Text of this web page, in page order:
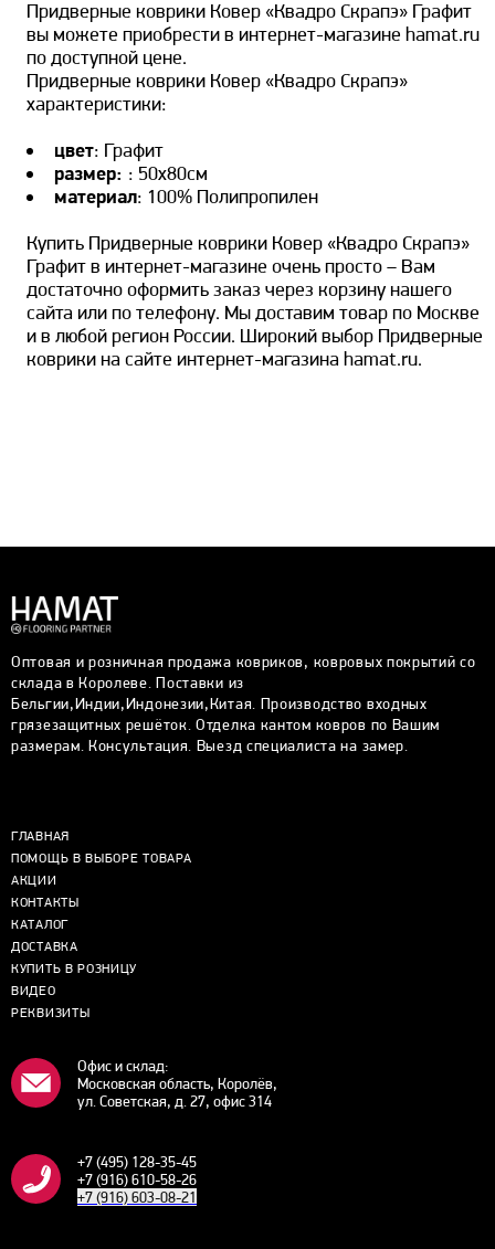
Придверные коврики Ковер «Квадро Скрапэ» Графит
вы можете приобрести в интернет-магазине hamat.ru
по доступной цене.
Придверные коврики Ковер «Квадро Скрапэ»
характеристики:
цвет: Графит
размер: : 50х80см
материал: 100% Полипропилен
Купить Придверные коврики Ковер «Квадро Скрапэ»
Графит в интернет-магазине очень просто – Вам
достаточно оформить заказ через корзину нашего
сайта или по телефону. Мы доставим товар по Москве
и в любой регион России. Широкий выбор Придверные
коврики на сайте интернет-магазина hamat.ru.
Оптовая и розничная продажа ковриков, ковровых покрытий со
склада в Королеве. Поставки из
Бельгии,Индии,Индонезии,Китая. Производство входных
грязезащитных решёток. Отделка кантом ковров по Вашим
размерам. Консультация. Выезд специалиста на замер.
ГЛАВНАЯ
ПОМОЩЬ В ВЫБОРЕ ТОВАРА
АКЦИИ
КОНТАКТЫ
КАТАЛОГ
ДОСТАВКА
КУПИТЬ В РОЗНИЦУ
ВИДЕО
РЕКВИЗИТЫ
Офис и склад:
Московская область, Королёв,
ул. Советская, д. 27, офис 314
+7 (495) 128-35-45
+7 (916) 610-58-26
+7 (916) 603-08-21